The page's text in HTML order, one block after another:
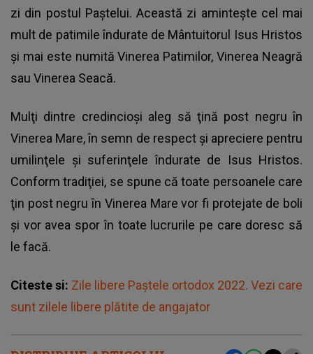
zi din postul Paştelui. Această zi aminteşte cel mai
mult de patimile îndurate de Mântuitorul Isus Hristos
şi mai este numită Vinerea Patimilor, Vinerea Neagră
sau Vinerea Seacă.
Mulţi dintre credincioşi aleg să ţină post negru în
Vinerea Mare, în semn de respect şi apreciere pentru
umilinţele şi suferinţele îndurate de Isus Hristos.
Conform tradiţiei, se spune că toate persoanele care
ţin post negru în Vinerea Mare vor fi protejate de boli
şi vor avea spor în toate lucrurile pe care doresc să
le facă.
Citeste si: Zile libere Paștele ortodox 2022. Vezi care
sunt zilele libere plătite de angajator